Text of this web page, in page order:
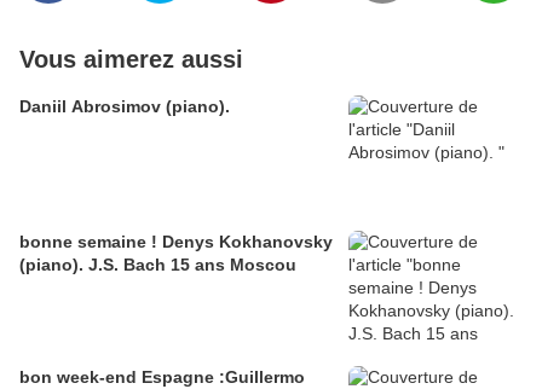
Vous aimerez aussi
Daniil Abrosimov (piano).
bonne semaine ! Denys Kokhanovsky
(piano). J.S. Bach 15 ans Moscou
bon week-end Espagne :Guillermo